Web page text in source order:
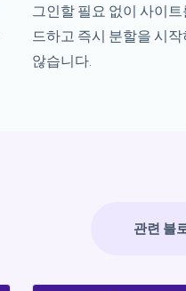
그인할 필요 없이 사이
드하고 즉시 분할을 시
않습니다.
관련 블